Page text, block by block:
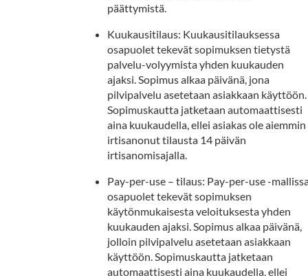
päättymistä.
Kuukausitilaus: Kuukausitilauksessa
osapuolet tekevät sopimuksen tietystä
palvelu-volyymista yhden kuukauden
ajaksi. Sopimus alkaa päivänä, jona
pilvipalvelu asetetaan asiakkaan käyttöön.
Sopimuskautta jatketaan automaattisesti
aina kuukaudella, ellei asiakas ole aiemmin
irtisanonut tilausta 14 päivän
irtisanomisajalla.
Pay-per-use – tilaus: Pay-per-use -
osapuolet tekevät sopimuksen
käytönmukaisesta veloituksesta yhden
kuukauden ajaksi. Sopimus alkaa päivänä,
jolloin pilvipalvelu asetetaan asiakkaan
käyttöön. Sopimuskautta jatketaan
automaattisesti aina kuukaudella, ellei